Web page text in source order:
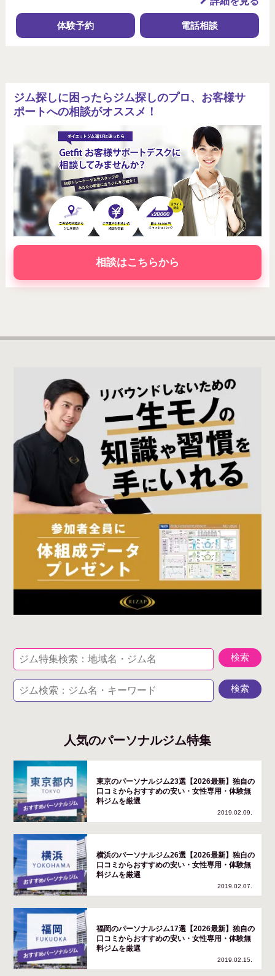
体験予約 電話相談
ジム探しに困ったらジム探しのプロ、お客様サ
ポートへの相談がオススメ！
相談はこちらから
人気のパーソナルジム特集
東京のパーソナルジム23選【2026最新】独自の
口コミからおすすめの安い・女性専用・体験無
料ジムを厳選
2019.02.09.
横浜のパーソナルジム26選【2026最新】独自の
口コミからおすすめの安い・女性専用・体験無
料ジムを厳選
2019.02.07.
福岡のパーソナルジム17選【2026最新】独自の
口コミからおすすめの安い・女性専用・体験無
料ジムを厳選
2019.02.15.